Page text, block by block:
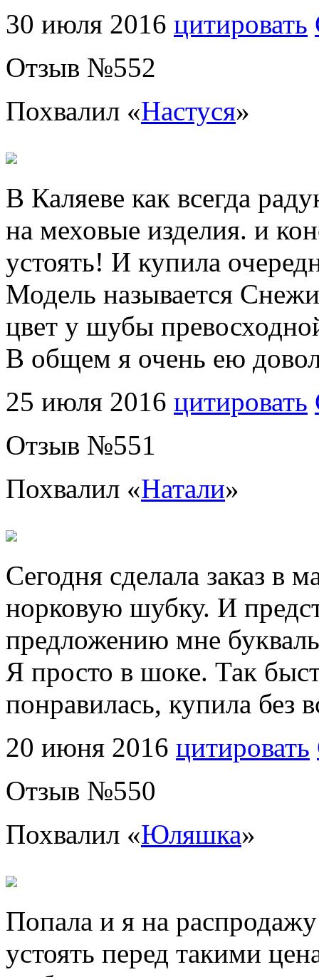
30 июля 2016 цитировать
Отзыв №552
Похвалил «Настуся»
В Каляеве как всегда
на меховые изделия. и
устоять! И купила
Модель называется
цвет у шубы
В общем я очень ею
25 июля 2016 цитировать
Отзыв №551
Похвалил «Натали»
Сегодня сделала заказ в
норковую шубку. И
предложению мне
Я просто в шоке. Так
понравилась, купила без
20 июня 2016 цитировать
Отзыв №550
Похвалил «Юляшка»
Попала и я на
устоять перед такими